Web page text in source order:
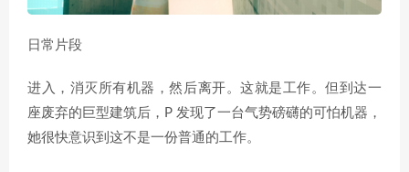
日常片段
进入，消灭所有机器，然后离开。这就是工作。但到达一
座废弃的巨型建筑后，P 发现了一台气势磅礴的可怕机器，
她很快意识到这不是一份普通的工作。